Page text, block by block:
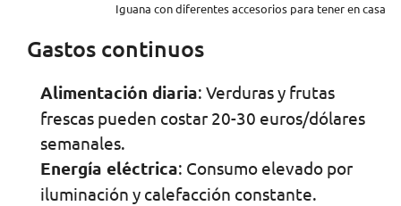
Iguana con diferentes accesorios para tener en casa
Gastos continuos
Alimentación diaria: Verduras y frutas
frescas pueden costar 20-30 euros/dólares
semanales.
Energía eléctrica: Consumo elevado por
iluminación y calefacción constante.